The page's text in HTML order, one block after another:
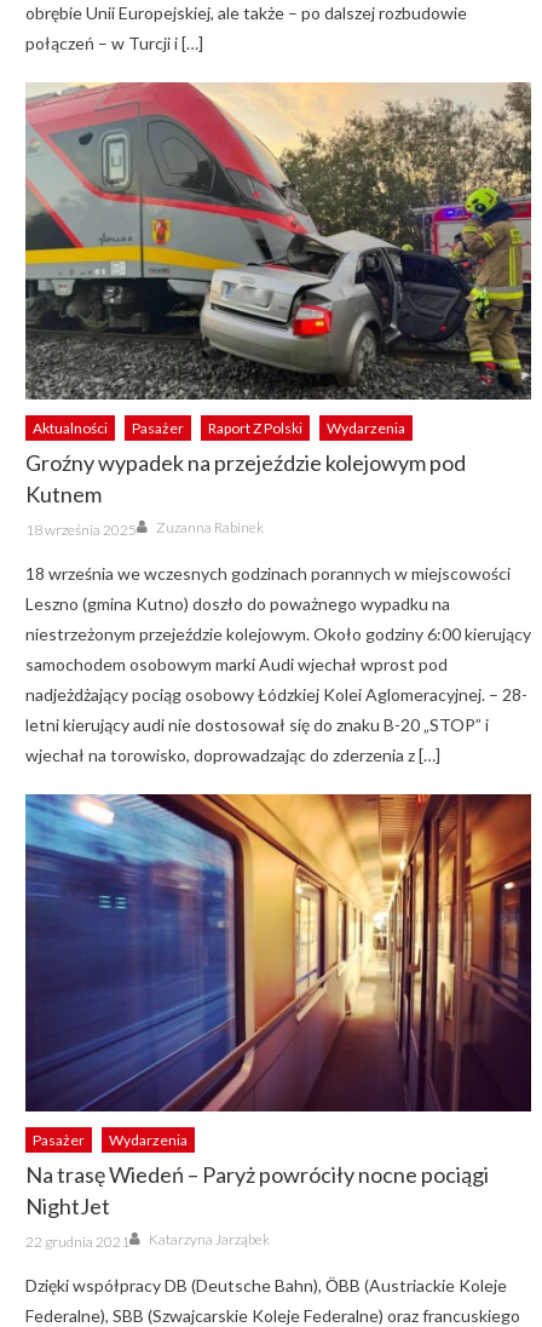
obrębie Unii Europejskiej, ale także – po dalszej rozbudowie
połączeń – w Turcji i […]
Aktualności Pasażer Raport Z Polski Wydarzenia
Groźny wypadek na przejeździe kolejowym pod
Kutnem
Posted
on
18 września 2025 Author
Zuzanna Rabinek
18 września we wczesnych godzinach porannych w miejscowości
Leszno (gmina Kutno) doszło do poważnego wypadku na
niestrzeżonym przejeździe kolejowym. Około godziny 6:00 kierujący
samochodem osobowym marki Audi wjechał wprost pod
nadjeżdżający pociąg osobowy Łódzkiej Kolei Aglomeracyjnej. – 28-
letni kierujący audi nie dostosował się do znaku B-20 „STOP” i
wjechał na torowisko, doprowadzając do zderzenia z […]
Pasażer Wydarzenia
Na trasę Wiedeń – Paryż powróciły nocne pociągi
NightJet
Posted
on
22 grudnia 2021 Author
Katarzyna Jarząbek
Dzięki współpracy DB (Deutsche Bahn), ӦBB (Austriackie Koleje
Federalne), SBB (Szwajcarskie Koleje Federalne) oraz francuskiego